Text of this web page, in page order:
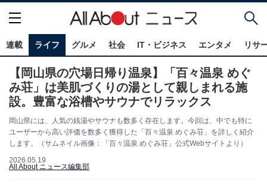
連載 ライフ グルメ 社会 IT・ビジネス エンタメ リサ
【岡山県の穴場日帰り温泉】「百々温泉 めぐ
み荘」は美肌づくりの湯として親しまれる施
設。豊富な浴槽やサウナでリラックス
岡山県には、人気の銭湯やサウナも数多く存在します。今回は、中でも特に
ユーザーから高い評価を数多く獲得した「百々温泉 めぐみ荘」を詳しく紹介
します。（サムネイル画像：「百々温泉 めぐみ荘」公式Webサイトより）
2026.05.19
All About ニュース編集部